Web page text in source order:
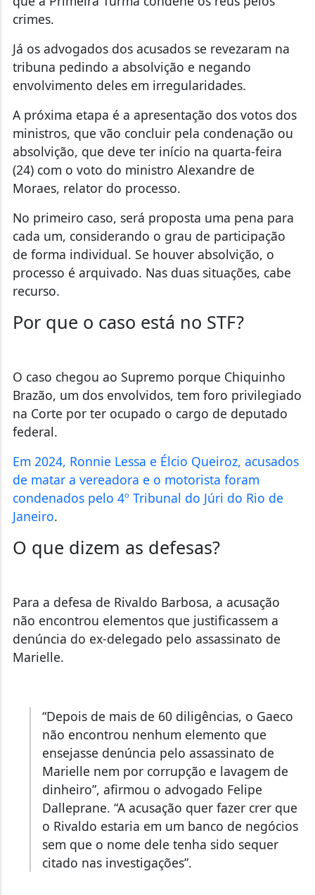
crimes.
Já os advogados dos acusados se revezaram na
tribuna pedindo a absolvição e negando
envolvimento deles em irregularidades.
A próxima etapa é a apresentação dos votos dos
ministros, que vão concluir pela condenação ou
absolvição, que deve ter início na quarta-feira
(24) com o voto do ministro Alexandre de
Moraes, relator do processo.
No primeiro caso, será proposta uma pena para
cada um, considerando o grau de participação
de forma individual. Se houver absolvição, o
processo é arquivado. Nas duas situações, cabe
recurso.
Por que o caso está no STF?
O caso chegou ao Supremo porque Chiquinho
Brazão, um dos envolvidos, tem foro privilegiado
na Corte por ter ocupado o cargo de deputado
federal.
Em 2024, Ronnie Lessa e Élcio Queiroz, acusados
de matar a vereadora e o motorista foram
condenados pelo 4⁠º Tribunal do Júri do Rio de
Janeiro.
O que dizem as defesas?
Para a defesa de Rivaldo Barbosa, a acusação
não encontrou elementos que justificassem a
denúncia do ex-delegado pelo assassinato de
Marielle.
“Depois de mais de 60 diligências, o Gaeco
não encontrou nenhum elemento que
ensejasse denúncia pelo assassinato de
Marielle nem por corrupção e lavagem de
dinheiro”, afirmou o advogado Felipe
Dalleprane. “A acusação quer fazer crer que
o Rivaldo estaria em um banco de negócios
sem que o nome dele tenha sido sequer
citado nas investigações”.